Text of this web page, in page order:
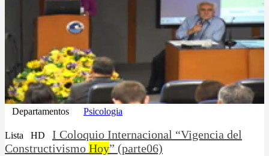
Departamentos Psicologia
Lista HD
I Coloquio Internacional “Vigencia del
Constructivismo Hoy” (parte06)